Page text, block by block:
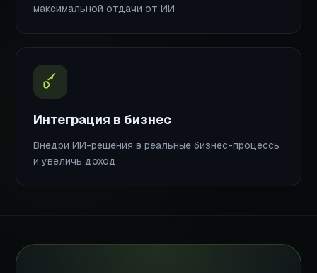
максимальной отдачи от ИИ
Интеграция в бизнес
Внедри ИИ-решения в реальные бизнес-процессы
и увеличь доход